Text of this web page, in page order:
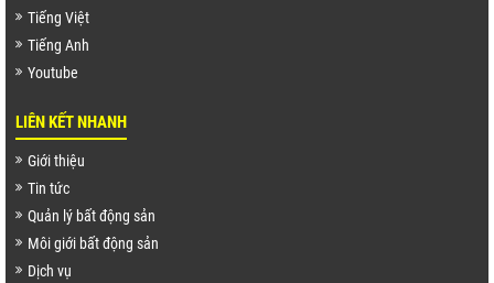
Tiếng Việt
Tiếng Anh
Youtube
LIÊN KẾT NHANH
Giới thiệu
Tin tức
Quản lý bất động sản
Môi giới bất động sản
Dịch vụ